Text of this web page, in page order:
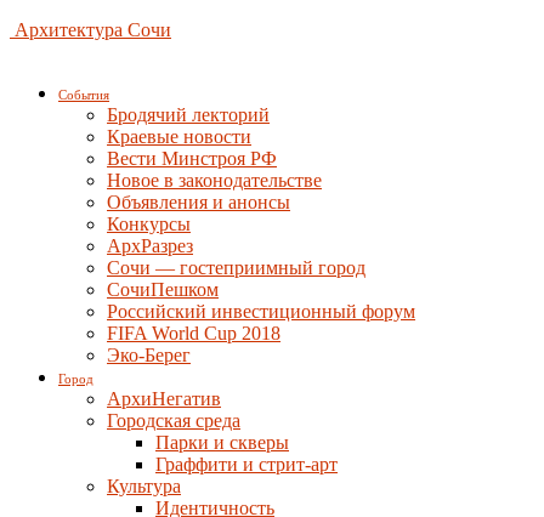
Архитектура Сочи
События
Бродячий лекторий
Краевые новости
Вести Минстроя РФ
Новое в законодательстве
Объявления и анонсы
Конкурсы
АрхРазрез
Сочи — гостеприимный город
СочиПешком
Российский инвестиционный форум
FIFA World Cup 2018
Эко-Берег
Город
АрхиНегатив
Городская среда
Парки и скверы
Граффити и стрит-арт
Культура
Идентичность